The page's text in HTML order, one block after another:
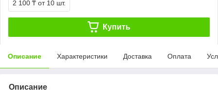
2 100 ₸ от 10 шт.
Купить
Описание Характеристики Доставка Оплата
Описание